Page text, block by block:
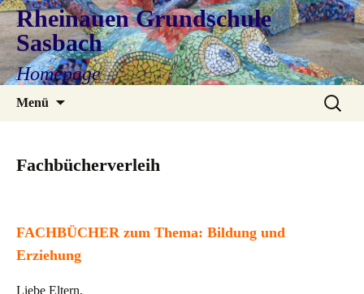
Rheinauen Grundschule
Sasbach
Homepage
Menü
Suchen
nach:
Fachbücherverleih
FACHBÜCHER zum Thema: Bildung und
Erziehung
Liebe Eltern,